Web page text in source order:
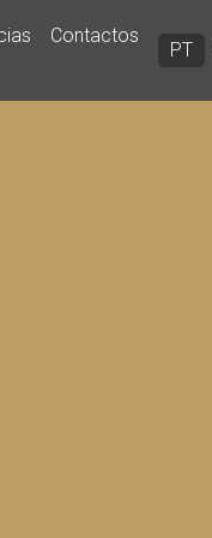
Contactos
PT